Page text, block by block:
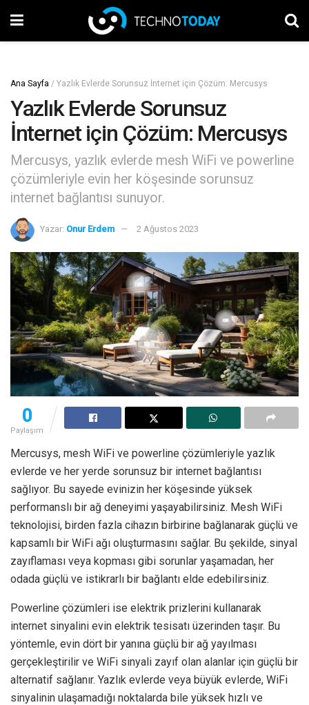
Ana Sayfa / Yazlık Evlerde Sorunsuz İnternet için Çözüm: Mercusys
Yazlık Evlerde Sorunsuz
İnternet için Çözüm: Mercusys
Mercusys, yazlık evlerde mesh WiFi ve powerline
çözümleriyle evin her köşesinde sorunsuz
internet bağlantısı sunuyor.
Yazar: Onur Erdem 2 Ağustos 2023
0
Paylaşım
Mercusys, mesh WiFi ve powerline çözümleriyle yazlık
evlerde ve her yerde sorunsuz bir internet bağlantısı
sağlıyor. Bu sayede evinizin her köşesinde yüksek
performanslı bir ağ deneyimi yaşayabilirsiniz. Mesh WiFi
teknolojisi, birden fazla cihazın birbirine bağlanarak güçlü ve
kapsamlı bir WiFi ağı oluşturmasını sağlar. Bu şekilde, sinyal
zayıflaması veya kopması gibi sorunlar yaşamadan, her
odada güçlü ve istikrarlı bir bağlantı elde edebilirsiniz.
Powerline çözümleri ise elektrik prizlerini kullanarak
internet sinyalini evin elektrik tesisatı üzerinden taşır. Bu
yöntemle, evin dört bir yanına güçlü bir ağ yayılması
gerçekleştirilir ve WiFi sinyali zayıf olan alanlar için güçlü bir
alternatif sağlanır. Yazlık evlerde veya büyük evlerde, WiFi
sinyalinin ulaşamadığı noktalarda bile yüksek hızlı ve